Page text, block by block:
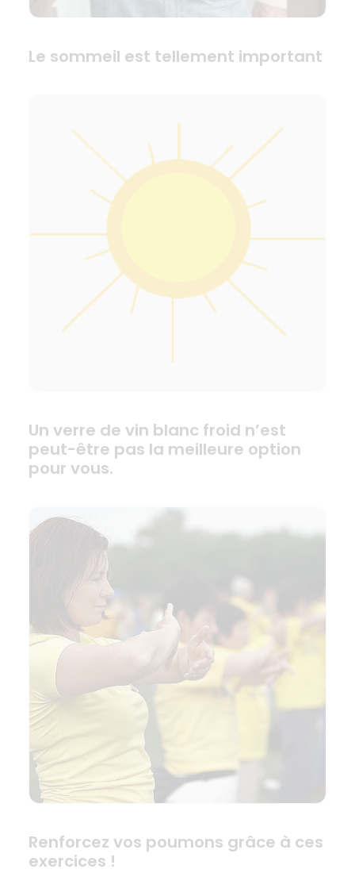
Le sommeil est tellement important
Un verre de vin blanc froid n’est
peut-être pas la meilleure option
pour vous.
Renforcez vos poumons grâce à ces
exercices !